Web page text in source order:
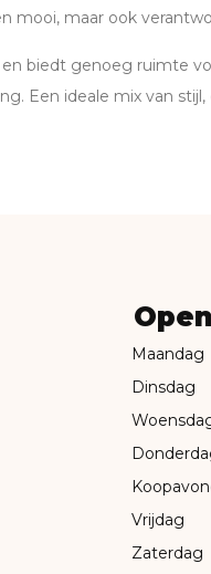
mooi, maar ook
en biedt genoeg ruimte
Een ideale mix van
Maandag
Dinsdag
Vrijdag
Zaterdag